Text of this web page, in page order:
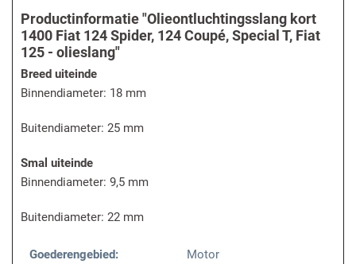
Productinformatie "Olieontluchtingsslang kort
1400 Fiat 124 Spider, 124 Coupé, Special T, Fiat
125 - olieslang"
Breed uiteinde
Binnendiameter: 18 mm
Buitendiameter: 25 mm
Smal uiteinde
Binnendiameter: 9,5 mm
Buitendiameter: 22 mm
Goederengebied:
Motor